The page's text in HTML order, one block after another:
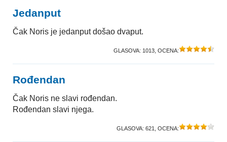
Jedanput
Čak Noris je jedanput došao dvaput.
GLASOVA: 1013 , OCENA:
Rođendan
Čak Noris ne slavi rođendan.
Rođendan slavi njega.
GLASOVA: 621 , OCENA: